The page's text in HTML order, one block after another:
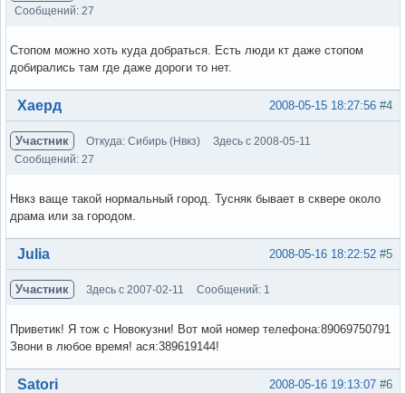
Сообщений: 27
Стопом можно хоть куда добраться. Есть люди кт даже стопом
добирались там где даже дороги то нет.
Вне форума #4
2008-05-15 18:27:56
Хаерд
Участник Откуда: Сибирь (Нвкз)
Здесь с 2008-05-11
Сообщений: 27
Нвкз ваще такой нормальный город. Тусняк бывает в сквере около
драма или за городом.
Вне форума #5
2008-05-16 18:22:52
Julia
Участник Здесь с 2007-02-11 Сообщений: 1
Приветик! Я тож с Новокузни! Вот мой номер телефона:89069750791
Звони в любое время! ася:389619144!
Вне форума #6
2008-05-16 19:13:07
Satori